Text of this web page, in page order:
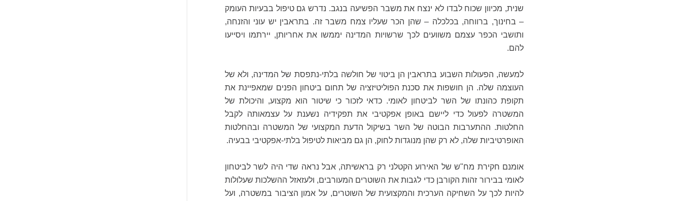
שנית, מכיוון שכוח לבדו לא ינצח את משבר הפשיעה בנגב. נדרש גם טיפול בבעיות העומק
– בחינוך, ברווחה, בכלכלה – שהן הכר שעליו צמח משבר זה. בתראבין יש עוני והזנחה,
ותושבי הכפר עצמם משוועים לכך שרשויות המדינה יממשו את אחריותן, יירתמו ויסייעו
להם.
למעשה, הפעולות השבוע בתראבין הן ביטוי של חולשה בלתי-נתפסת של המדינה, ולא של
העוצמה שלה. הן חושפות את סכנת הפוליטיזציה של תחום ביטחון הפנים שמאפיינת את
תקופת כהונתו של השר לביטחון לאומי. כדאי לזכור כי שיטור הוא מקצוע, והיכולת של
המשטרה לפעול כדי ליישם באופן אפקטיבי את תפקידיה נשענת על עצמאותה לקבל
החלטות. ההתערבות הבוטה של השר בשיקול הדעת המקצועי של המשטרה ובהחלטות
האופרטיביות שלה, לא רק שהן מנוגדות לחוק, הן גם מביאות לטיפול בלתי-אפקטיבי בבעיה.
אומנם חקירת מח"ש של האירוע הקטלני רק בראשיתה, אבל נראה שדי היה לשר לביטחון
לאומי בבירור זהות הקורבן כדי לגבות את השוטרים המעורבים, ולעזאזל ההשלכות שעלולות
להיות לכך על השחיקה הערכית והמקצועית של השוטרים, על אמון הציבור במשטרה, ועל